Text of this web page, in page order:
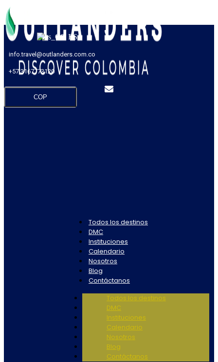
ES
COP
info.travel@outlanders.com.co
+57 3167773120
Todos los destinos
DMC
Instituciones
Calendario
Nosotros
Blog
Contáctanos
Todos los destinos
DMC
Instituciones
Calendario
Nosotros
Blog
Contáctanos